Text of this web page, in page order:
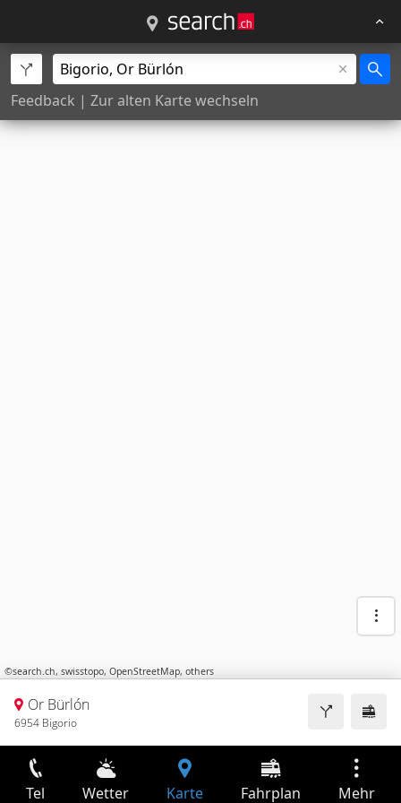
Feedback | Zur alten Karte wechseln
©search.ch, swisstopo, OpenStreetMap, others
Or Bürlón
6954 Bigorio
Tel Wetter Karte Fahrplan Mehr